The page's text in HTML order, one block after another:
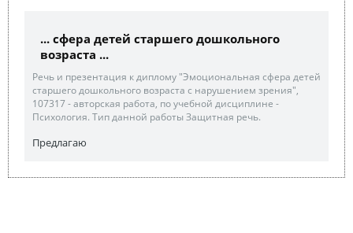
... сфера детей старшего дошкольного
возраста ...
Речь и презентация к диплому "Эмоциональная сфера детей
старшего дошкольного возраста с нарушением зрения",
107317 - авторская работа, по учебной дисциплине -
Психология. Тип данной работы Защитная речь.
Предлагаю